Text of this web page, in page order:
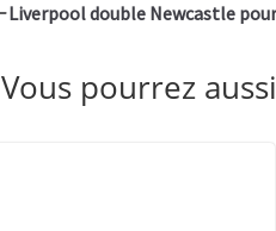
Liverpool double Newcastle
Vous pourrez